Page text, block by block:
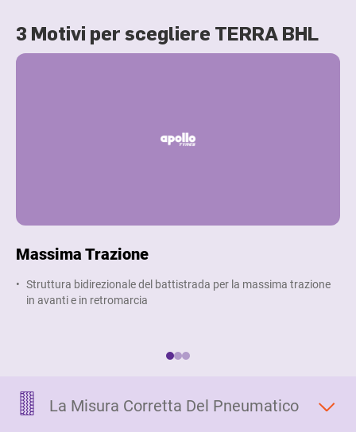
3 Motivi per scegliere TERRA BHL
Massima Trazione
Struttura bidirezionale del battistrada per la massima trazione
in avanti e in retromarcia
La Misura Corretta Del Pneumatico